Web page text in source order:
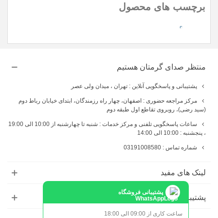
برچسب های محصول
منتظر صدای گرمتان هستیم
پشتیبانی و پاسخگویی آنلاین : تهران ، میدان ولی عصر
مرکز مراجعه حضوری : اصفهان، چهار راه رزمندگان، ابتدای خیابان رباط دوم
(سید رضی)، روبروی تقاطع اول طبقه دوم
ساعات پاسخگویی تلفنی و مرکز خدمات : شنبه تا چهارشنبه از 10:00 الی 19:00
، پنجشنبه : 10:00 الی 14:00
شماره تماس : 03191008580
لینک های مفید
پشتیبانی
پشتیبانی فروشگاه
ساعت کاری از 09:00 الی 18:00